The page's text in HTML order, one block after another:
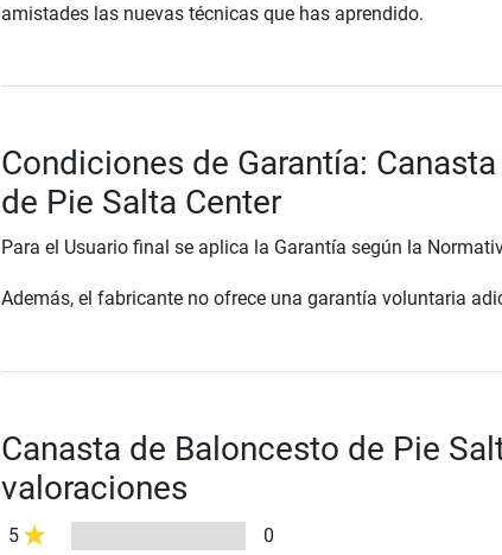
amistades las nuevas técnicas que has aprendido.
Condiciones de Garantía:
de Pie Salta Center
Para el Usuario final se aplica la Garantía según la
Además, el fabricante no ofrece una garantía voluntaria
Canasta de Baloncesto de Pie
valoraciones
5
0